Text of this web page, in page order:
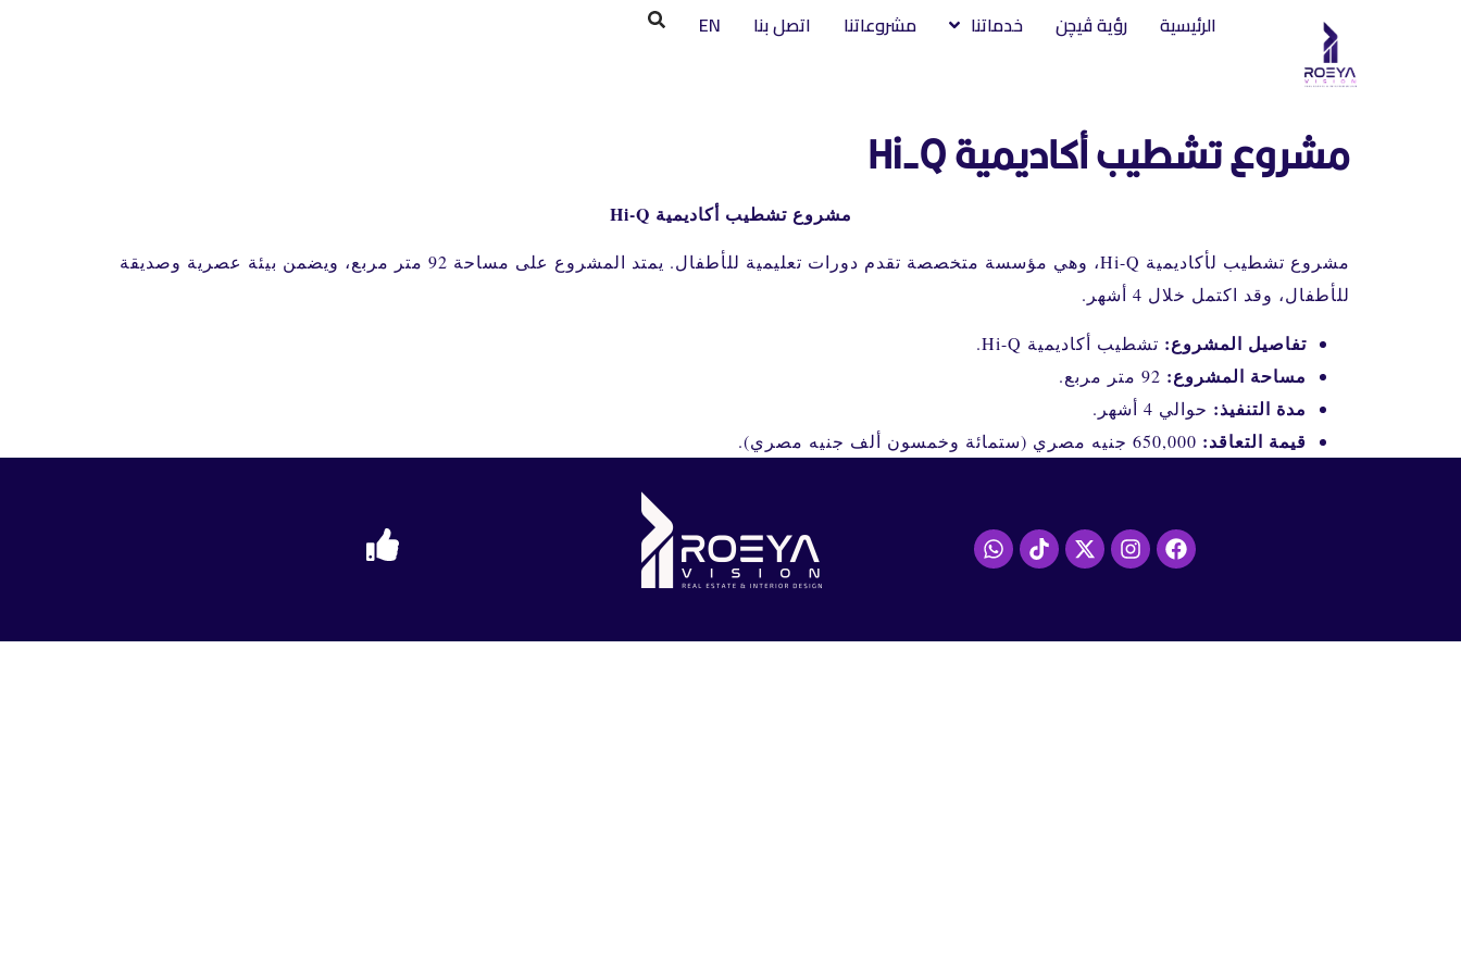
الرئيسية رؤية ڤيچن خدماتنا مشروعاتنا اتصل بنا EN
مشروع تشطيب أكاديمية Hi-Q
مشروع تشطيب أكاديمية Hi-Q
مشروع تشطيب لأكاديمية Hi-Q، وهي مؤسسة متخصصة تقدم دورات تعليمية للأطفال. يمتد المشروع على مساحة 92 متر مربع، ويضمن بيئة عصرية وصديقة
للأطفال، وقد اكتمل خلال 4 أشهر.
تفاصيل المشروع: تشطيب أكاديمية Hi-Q.
مساحة المشروع:
مدة التنفيذ: حوالي 4 أشهر.
قيمة التعاقد: